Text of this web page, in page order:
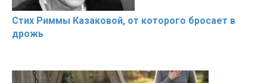
Стих Риммы Казаковой, от которого бросает в
дрожь